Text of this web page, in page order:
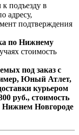
к подъезду в
адресу,
подтверждения
по Нижнему
стоимость
под заказ с
Юный Атлет,
курьером
руб., стоимость
Нижнем Новгороде